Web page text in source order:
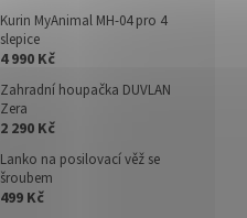
Kurin MyAnimal MH-04 pro 4
slepice
4 990 Kč
Zahradní houpačka DUVLAN
Zera
2 290 Kč
Lanko na posilovací věž se
šroubem
499 Kč